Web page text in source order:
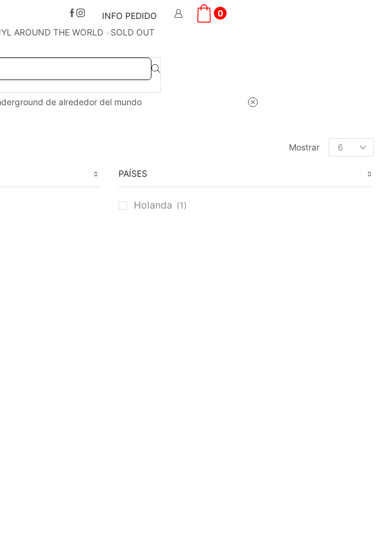
INFO PEDIDO
0
AROUND THE WORLD
SOLD OUT
de alrededor del mundo
Mostrar
Products
per
PAÍSES
Holanda (1)